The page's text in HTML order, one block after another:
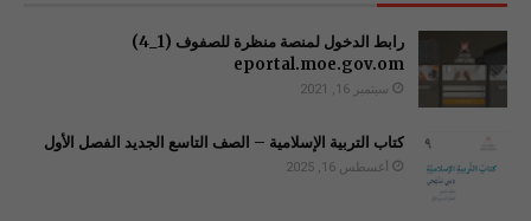
رابط الدخول لمنصة منظرة للصفوف (1_4)
سبتمبر 16, 2021
كتاب التربية الإسلامية – الصف التاسع الجديد الفصل الأول
أغسطس 16, 2025